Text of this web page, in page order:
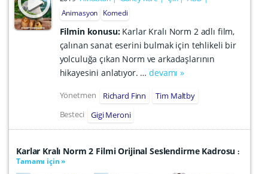
Animasyon Komedi
Filmin konusu: Karlar Kralı Norm 2 adlı film,
çalınan sanat eserini bulmak için tehlikeli bir
yolculuğa çıkan Norm ve arkadaşlarının
hikayesini anlatıyor. …devamı »
Yönetmen Richard Finn
Tim Maltby
Besteci
Gigi Meroni
Karlar Kralı Norm 2 Filmi Orijinal Seslendirme Kadrosu:
Tamamı için »